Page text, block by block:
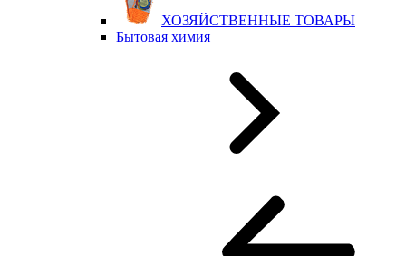
ХОЗЯЙСТВЕННЫЕ ТОВАРЫ
Бытовая химия